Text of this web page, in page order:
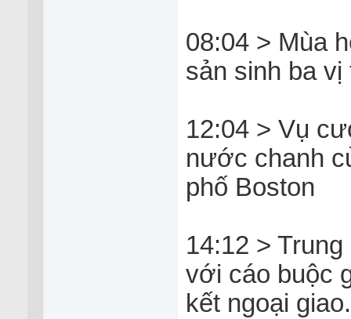
08:04 > Mùa
sản sinh ba
12:04 > Vụ
nước chanh
phố Boston
14:12 >
với cáo buộc
kết ngoại giao.